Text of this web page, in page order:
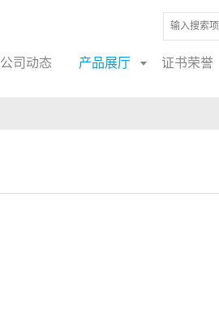
公司动态 产品展厅 证书荣誉